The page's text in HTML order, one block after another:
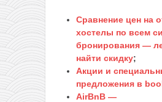
Сравнение цен на
хостелы по всем
бронирования —
найти скидку;
Акции и
предложения в
AirBnB —